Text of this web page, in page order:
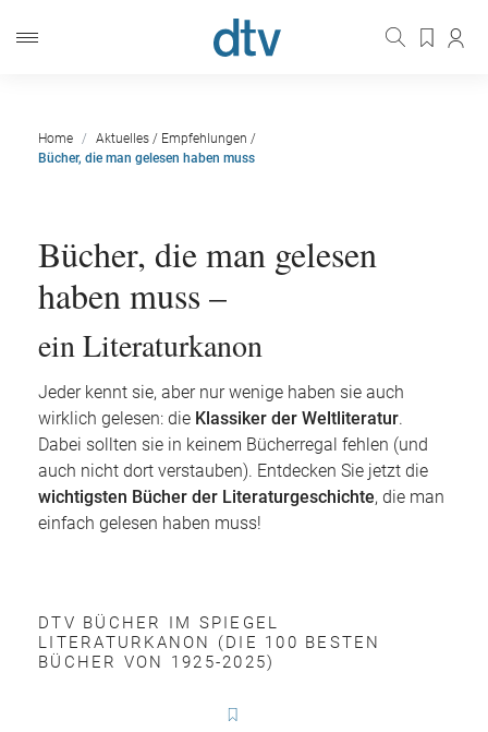
Home Aktuelles / Empfehlungen /
Bücher, die man gelesen haben muss
Bücher, die man gelesen
haben muss –
ein Literaturkanon
Jeder kennt sie, aber nur wenige haben sie auch
wirklich gelesen: die Klassiker der Weltliteratur.
Dabei sollten sie in keinem Bücherregal fehlen (und
auch nicht dort verstauben). Entdecken Sie jetzt die
wichtigsten Bücher der Literaturgeschichte, die man
einfach gelesen haben muss!
DTV BÜCHER IM SPIEGEL
LITERATURKANON (DIE 100 BESTEN
BÜCHER VON 1925-2025)